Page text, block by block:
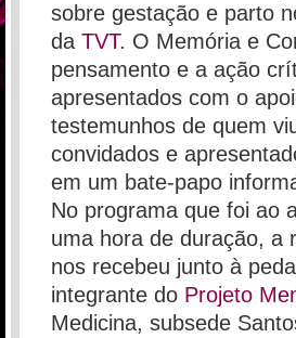
sobre gestação e parto
da TVT. O Memória e
pensamento e a ação
apresentados com o
testemunhos de quem
convidados e
em um bate-papo
No programa que foi ao
uma hora de duração, a
nos recebeu junto à
integrante do Projeto
Medicina, subsede